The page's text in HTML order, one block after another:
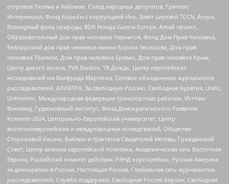
островов Тисима и Хабомаи, Съезд народных депутатов, Гринпис
Интернешнл, Фонд борьбы с коррупцией Инк, Завет церквей TCCN, Агора,
Всемирный фонд природы, BDR Novaja Gazeta-Europe, Алтай проект,
Образовательный дом прав человека Чернигов, Фонд Дом Прав Человека,
Белорусский дом прав человека имени Бориса Звозскова, Дом прав
человека Тбилиси, Дом прав человека Ереван, Дом прав человека Крым,
Центр дикого лосося, TVR Studios, ТВ Дождь, Центр европейских
исследований им Вилфрида Мартенса, Сетевое объединение журналистов
расследователей, АЛЛАТРА, За свободную Россию, Свободная Бурятия, Uralic,
UnKremlin, Международная федерация транспортных рабочих, ИстЧам
Финланд, Гудзоновский институт, Фонд Демократического Развития,
Комитет-2024, Центрально-Европейский университет, Центр
восточноевропейских и международных исследований, Общество
Сторожевой башни, Библии и трактатов Свидетелей Иеговы, Гражданский
Совет, Центр анализа европейской политики, Академическая сеть Восточная
Европа, Российский комитет действия, РЭНД корпорейшн, Русская Америка
за демократию в России, Настоящая Россия, Глобальная сеть журналистов-
расследователей, Служба поддержки, Свободная Россия Берлин, Свободная